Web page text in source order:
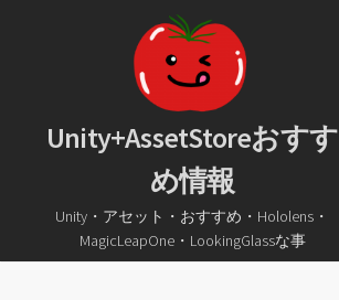
プ
Unity+AssetStoreおすす
め情報
Unity・アセット・おすすめ・Hololens・
MagicLeapOne・LookingGlassな事